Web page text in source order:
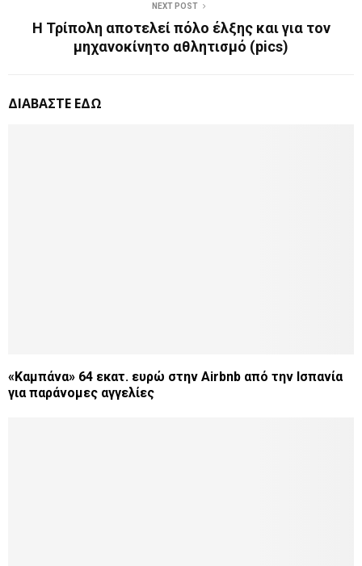
NEXT POST
Η Τρίπολη αποτελεί πόλο έλξης και για τον
μηχανοκίνητο αθλητισμό (pics)
ΔΙΑΒΑΣΤΕ ΕΔΩ
«Καμπάνα» 64 εκατ. ευρώ στην Airbnb από την Ισπανία
για παράνομες αγγελίες